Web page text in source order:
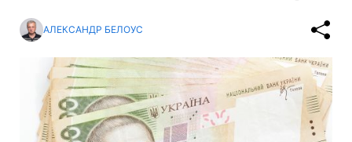
АЛЕКСАНДР БЕЛОУС